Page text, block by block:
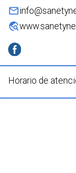
mail
travel_explore
Horario de